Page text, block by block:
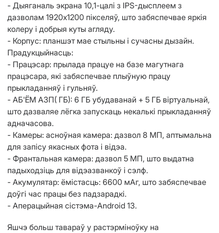
- Дыяганаль экрана 10,1-цалі з IPS-дысплеем з
дазволам 1920x1200 пікселяў, што забяспечвае яркія
колеру і добрыя куты агляду.
- Корпус: планшэт мае стыльны і сучасны дызайн.
Прадукцыйнасць:
- Працэсар: прылада працуе на базе магутнага
працэсара, які забяспечвае плыўную працу
прыкладанняў і гульняў.
- АБ'ЁМ АЗП( ГБ): 6 ГБ убудаванай + 5 ГБ віртуальнай,
што дазваляе лёгка запускаць некалькі прыкладанняў
адначасова.
- Камеры: асноўная камера: дазвол 8 МП, аптымальна
для запісу якасных фота і відэа.
- Франтальная камера: дазвол 5 МП, што выдатна
падыходзіць для відэазванкоў і сэлф.
- Акумулятар: ёмістасць: 6600 мАг, што забяспечвае
доўгі час працы без падзарадкі.
- Аперацыйная сістэма-Android 13.
Яшчэ больш тавараў у растэрміноўку на